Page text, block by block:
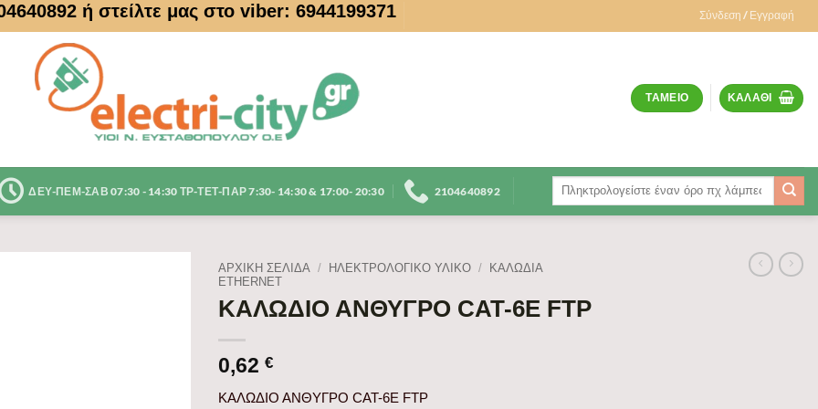
ή στείλτε μας στο viber: 6944199371 Σύνδεση / Εγγραφή
ΤΑΜΕΊΟ ΚΑΛΆΘΙ
ΔΕΥ-ΠΕΜ-ΣΑΒ 07:30 - 14:30 ΤΡ-ΤΕΤ-ΠΑΡ 7:30- 14:30 & 17:00- 20:30 2104640892
Αναζήτηση
ΑΡΧΙΚΉ ΣΕΛΊΔΑ / ΗΛΕΚΤΡΟΛΟΓΙΚΟ ΥΛΙΚΟ /
ΚΑΛΏΔΙΑ
ETHERNET
ΚΑΛΩΔΙΟ ΑΝΘΥΓΡΟ CAT-6E FTP
0,62 €
ΚΑΛΩΔΙΟ ΑΝΘΥΓΡΟ CAT-6E FTP